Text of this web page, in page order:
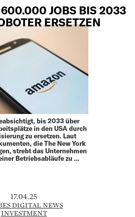
JOBS BIS 2033
ERSETZEN
bis 2033 über
in den USA durch
zu ersetzen. Laut
die The New York
strebt das Unternehmen
Betriebsabläufe zu …
17.04.25
DIGITAL NEWS
INVESTMENT